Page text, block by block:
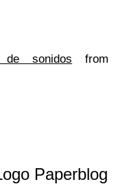
sonidos from